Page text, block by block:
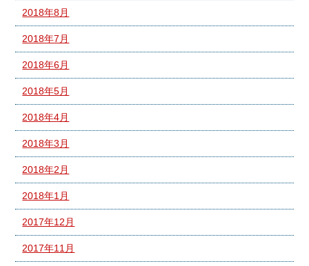
2018年8月
2018年7月
2018年6月
2018年5月
2018年4月
2018年3月
2018年2月
2018年1月
2017年12月
2017年11月